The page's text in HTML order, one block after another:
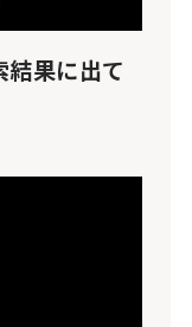
果に出て